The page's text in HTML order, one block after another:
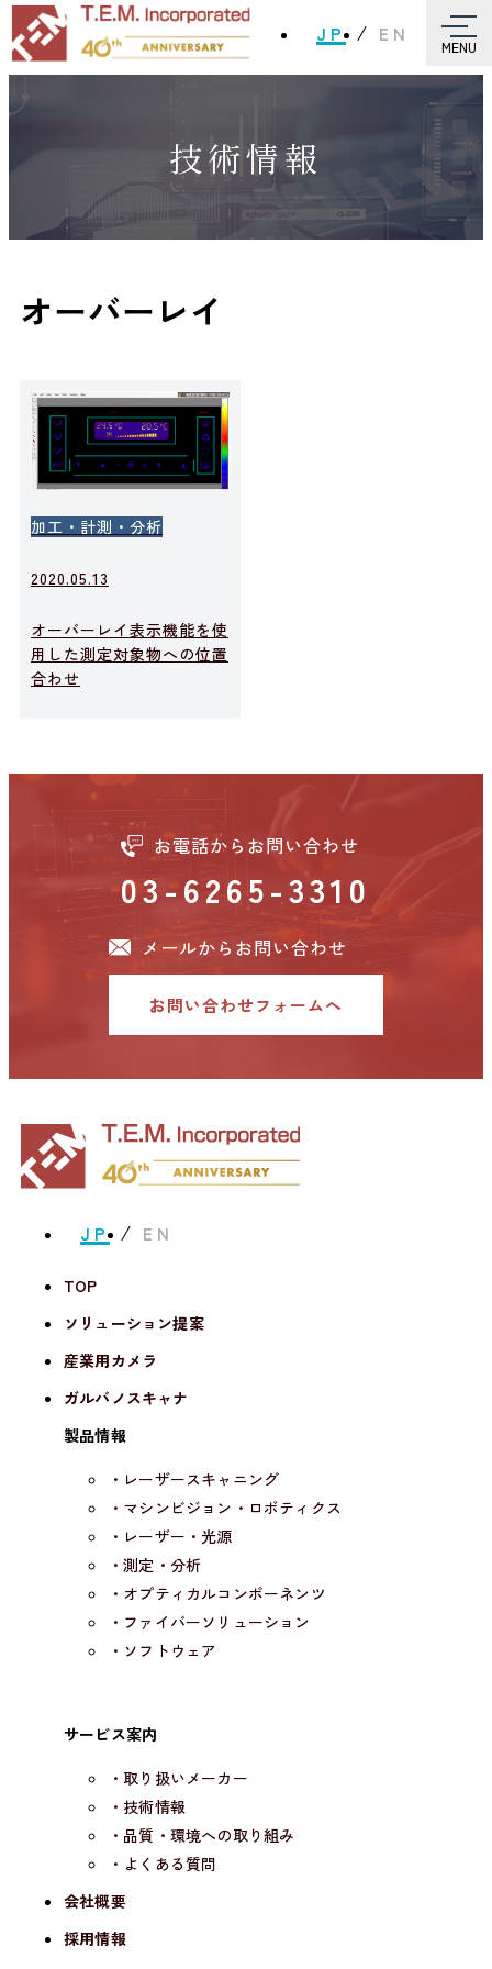
JP EN
MENU
技術情報
オーバーレイ
加工・計測・分析
2020.05.13
オーバーレイ表示機能を使
用した測定対象物への位置
合わせ
お電話からお問い合わせ
03-6265-3310
メールからお問い合わせ
お問い合わせフォームへ
JP EN
TOP
ソリューション提案
産業用カメラ
ガルバノスキャナ
製品情報
・レーザースキャニング
・マシンビジョン・ロボティクス
・レーザー・光源
・測定・分析
・オプティカルコンポーネンツ
・ファイバーソリューション
・ソフトウェア
サービス案内
・取り扱いメーカー
・技術情報
・品質・環境への取り組み
・よくある質問
会社概要
採用情報